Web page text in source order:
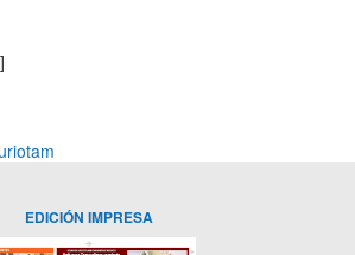
EDICIÓN IMPRESA